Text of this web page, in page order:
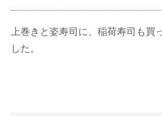
上巻きと姿寿司に、稲荷寿司も買
した。